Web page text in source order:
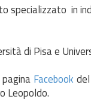
specializzato in
di Pisa e
Facebook
Leopoldo.